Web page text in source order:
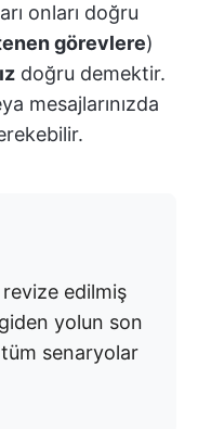
onları doğru
görevlere)
doğru demektir.
mesajlarınızda
edilmiş
yolun son
senaryolar